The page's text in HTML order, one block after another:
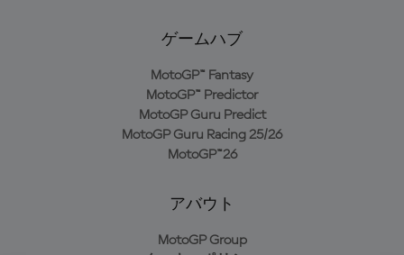
ゲームハブ
MotoGP™ Fantasy
MotoGP™ Predictor
MotoGP Guru Predict
MotoGP Guru Racing 25/26
MotoGP™26
アバウト
MotoGP Group